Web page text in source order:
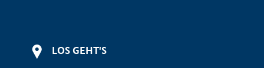
LOS GEHT'S